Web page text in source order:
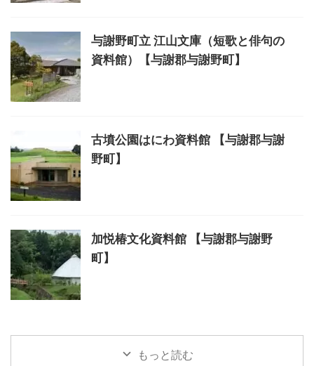
与謝野町立 江山文庫（短歌と俳句の
資料館）【与謝郡与謝野町】
古墳公園はにわ資料館 【与謝郡与謝
野町】
加悦椿文化資料館 【与謝郡与謝野
町】
もっと読む